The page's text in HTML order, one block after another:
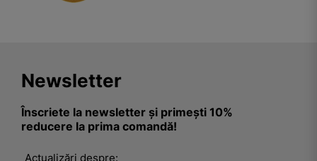
Newsletter
Înscriete la newsletter și primești 10%
reducere la prima comandă!
Actualizări despre: